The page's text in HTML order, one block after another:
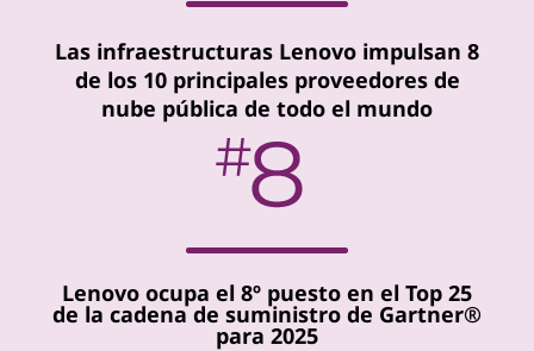
Las infraestructuras Lenovo impulsan 8
de los 10 principales proveedores de
nube pública de todo el mundo
Lenovo ocupa el 8º puesto en el Top 25
de la cadena de suministro de Gartner®
para 2025